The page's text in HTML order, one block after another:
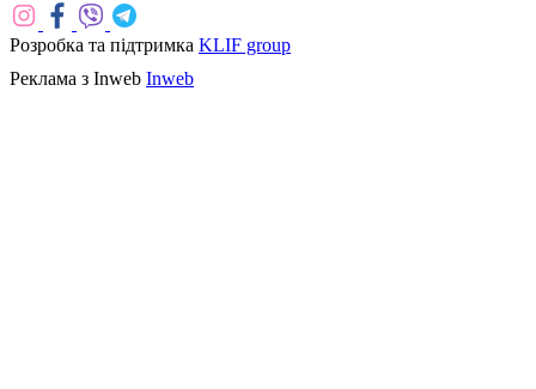
Розробка та підтримка KLIF group
Реклама з Inweb Inweb